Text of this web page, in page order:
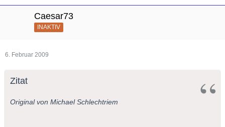
Caesar73
INAKTIV
6. Februar 2009
Zitat
Original von Michael Schlechtriem